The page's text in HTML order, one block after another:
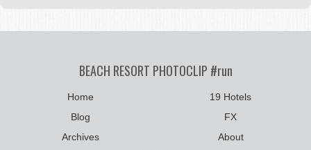
BEACH RESORT PHOTOCLIP #run
Home
19 Hotels
Blog
FX
Archives
About